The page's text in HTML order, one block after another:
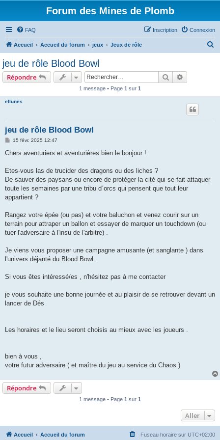
Forum des Mines de Plomb
FAQ Connexion
Inscription
Accueil Accueil du forum jeux Jeux de rôle
jeu de rôle Blood Bowl
Répondre Rechercher
1 message • Page 1 sur 1
ellunes
jeu de rôle Blood Bowl
M
s
g
15 févr. 2025 12:47
Chers aventuriers et aventurières bien le bonjour !
Etes-vous las de trucider des dragons ou des liches ?
De sauver des paysans ou encore de protéger la cité qui se fait attaquer
toute les semaines par une tribu d´orcs qui pensent que tout leur
appartient ?
Rangez votre épée (ou pas) et votre baluchon et venez courir sur un
terrain pour attraper un ballon et essayer de marquer un touchdown (ou
tuer l'adversaire à l'insu de l'arbitre) .
Je viens vous proposer une campagne amusante (et sanglante ) dans
l'univers déjanté du Blood Bowl .
Si vous êtes intéressé/es , n'hésitez pas à me contacter
je vous souhaite une bonne journée et au plaisir de se retrouver devant un
lancer de Dés
Les horaires et le lieu seront choisis au mieux avec les joueurs .
bien à vous ,
votre futur adversaire ( et maître du jeu au service du Chaos )
Répondre
1 message • Page 1 sur 1
Aller
Accueil Accueil du forum Fuseau horaire sur UTC+02:00